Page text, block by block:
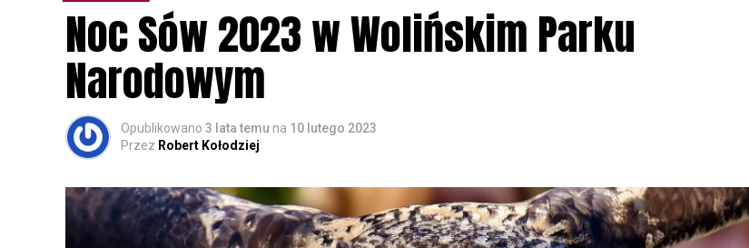
Noc Sów 2023 w Wolińskim Parku
Narodowym
Opublikowano 3 lata temu na 10 lutego 2023
Przez Robert Kołodziej